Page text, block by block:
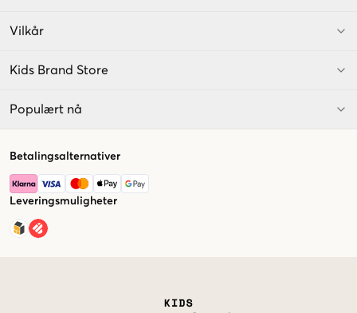
Vilkår
Kids Brand Store
Populært nå
Betalingsalternativer
Leveringsmuligheter